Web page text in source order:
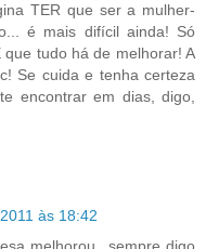
TER que ser a mulher-
é mais difícil ainda! Só
tudo há de melhorar! A
Se cuida e tenha certeza
encontrar em dias, digo,
às 18:42